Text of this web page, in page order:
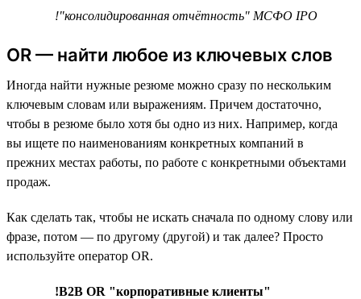
!"консолидированная отчётность" МСФО IPO
OR — найти любое из ключевых слов
Иногда найти нужные резюме можно сразу по нескольким
ключевым словам или выражениям. Причем достаточно,
чтобы в резюме было хотя бы одно из них. Например, когда
вы ищете по наименованиям конкретных компаний в
прежних местах работы, по работе с конкретными объектами
продаж.
Как сделать так, чтобы не искать сначала по одному слову или
фразе, потом — по другому (другой) и так далее? Просто
используйте оператор OR.
!B2B OR "корпоративные клиенты"